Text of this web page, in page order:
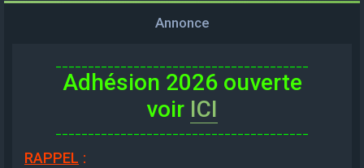
Annonce
Adhésion 2026 ouverte
voir ICI
RAPPEL :